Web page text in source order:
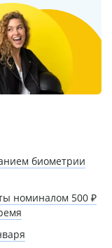
биометрии
номиналом 500 ₽